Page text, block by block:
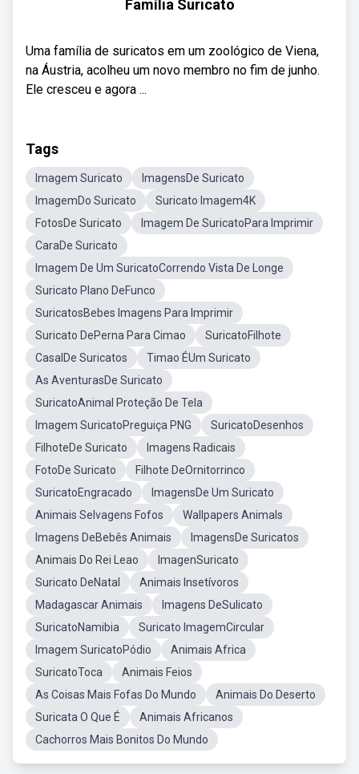
Família Suricato
Uma família de suricatos em um zoológico de Viena,
na Áustria, acolheu um novo membro no fim de junho.
Ele cresceu e agora ...
Tags
Imagem Suricato
ImagensDe Suricato
ImagemDo Suricato
Suricato Imagem4K
FotosDe Suricato
Imagem De SuricatoPara Imprimir
CaraDe Suricato
Imagem De Um SuricatoCorrendo Vista De Longe
Suricato Plano DeFunco
SuricatosBebes Imagens Para Imprimir
Suricato DePerna Para Cimao
SuricatoFilhote
CasalDe Suricatos
Timao ÉUm Suricato
As AventurasDe Suricato
SuricatoAnimal Proteção De Tela
Imagem SuricatoPreguiça PNG
SuricatoDesenhos
FilhoteDe Suricato
Imagens Radicais
FotoDe Suricato
Filhote DeOrnitorrinco
SuricatoEngracado
ImagensDe Um Suricato
Animais Selvagens Fofos
Wallpapers Animals
Imagens DeBebês Animais
ImagensDe Suricatos
Animais Do Rei Leao
ImagenSuricato
Suricato DeNatal
Animais Insetívoros
Madagascar Animais
Imagens DeSulicato
SuricatoNamibia
Suricato ImagemCircular
Imagem SuricatoPódio
Animais Africa
SuricatoToca
Animais Feios
As Coisas Mais Fofas Do Mundo
Animais Do Deserto
Suricata O Que É
Animais Africanos
Cachorros Mais Bonitos Do Mundo